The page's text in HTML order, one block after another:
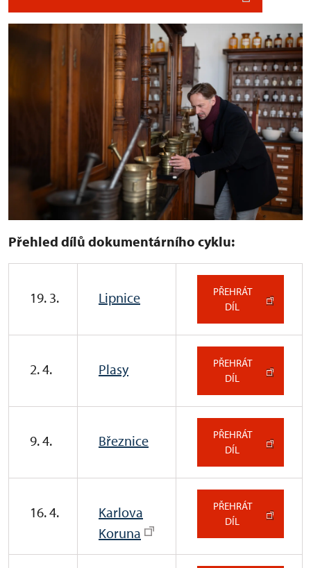
Přehled dílů dokumentárního cyklu:
19. 3. Lipnice
PŘEHRÁT
DÍL
2. 4. Plasy
PŘEHRÁT
DÍL
9. 4. Březnice
PŘEHRÁT
DÍL
16. 4.
Karlova
Koruna
PŘEHRÁT
DÍL